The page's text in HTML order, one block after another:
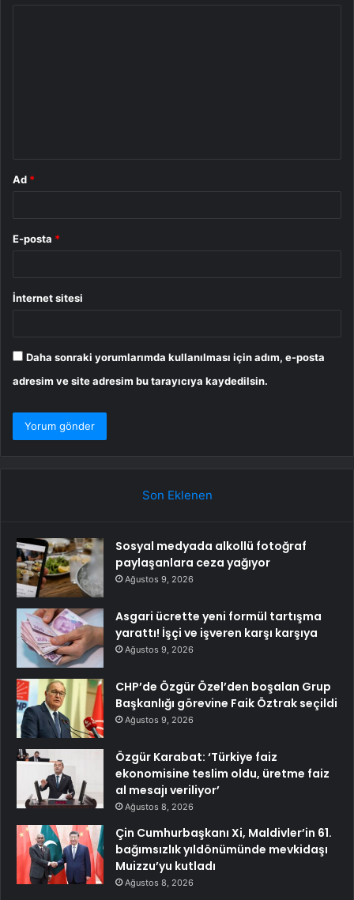
Ad *
E-posta *
İnternet sitesi
Daha sonraki yorumlarımda kullanılması için adım, e-posta
adresim ve site adresim bu tarayıcıya kaydedilsin.
Son Eklenen
Sosyal medyada alkollü fotoğraf
paylaşanlara ceza yağıyor
Ağustos 9, 2026
Asgari ücrette yeni formül tartışma
yarattı! İşçi ve işveren karşı karşıya
Ağustos 9, 2026
CHP’de Özgür Özel’den boşalan Grup
Başkanlığı görevine Faik Öztrak seçildi
Ağustos 9, 2026
Özgür Karabat: ‘Türkiye faiz
ekonomisine teslim oldu, üretme faiz
al mesajı veriliyor’
Ağustos 8, 2026
Çin Cumhurbaşkanı Xi, Maldivler’in 61.
bağımsızlık yıldönümünde mevkidaşı
Muizzu’yu kutladı
Ağustos 8, 2026